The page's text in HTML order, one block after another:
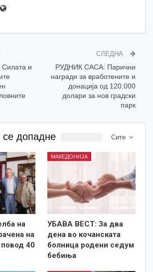
и
СЛЕДНА
РУДНИК САСА: Парични
награди за вработените и
донација од 120.000
долари за нов градски
парк
Сите
допадне
на
на
40
МАКЕДОНИЈА
УБАВА ВЕСТ: За два
дена во кочанската
болница родени седум
бебиња